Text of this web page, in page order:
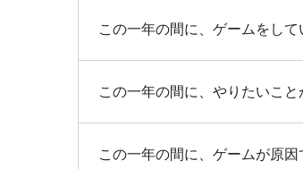
この一年の間に、ゲームをし
この一年の間に、やりたいこ
この一年の間に、ゲームが原